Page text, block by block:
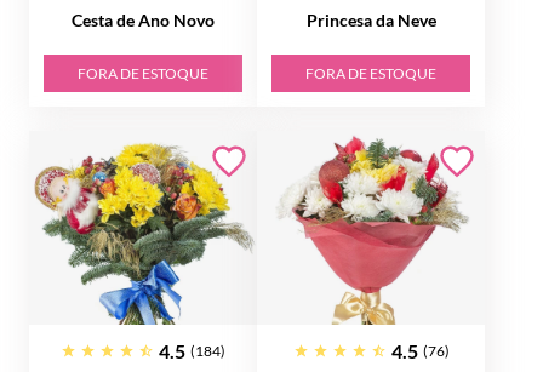
Cesta de Ano Novo
FORA DE ESTOQUE
Princesa da Neve
FORA DE ESTOQUE
4.5 (184) 4.5 (76)